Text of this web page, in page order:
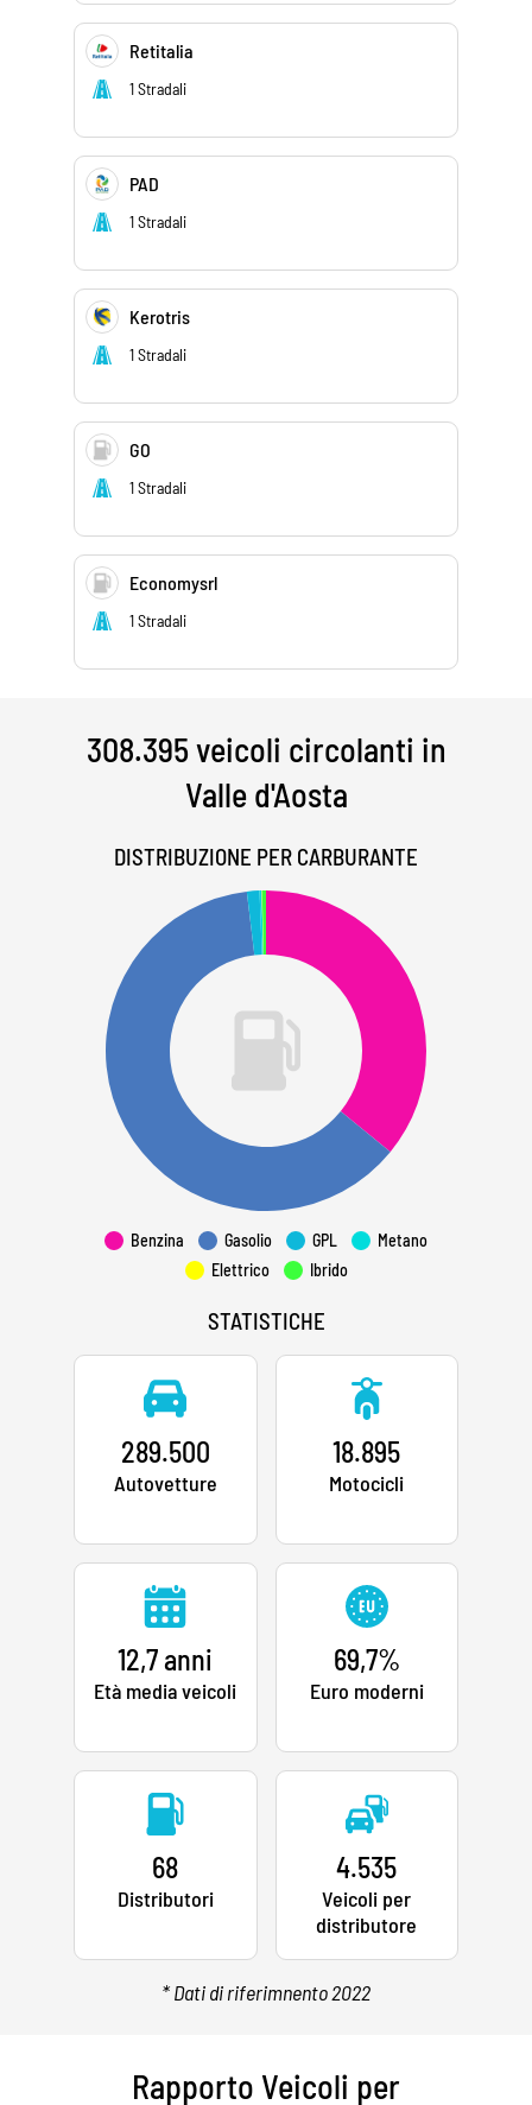
Retitalia
1 Stradali
PAD
1 Stradali
Kerotris
1 Stradali
GO
1 Stradali
Economysrl
1 Stradali
308.395 veicoli circolanti in
Valle d'Aosta
DISTRIBUZIONE PER CARBURANTE
Benzina Gasolio GPL
Metano
Elettrico
Ibrido
STATISTICHE
289.500
Autovetture
18.895
Motocicli
12,7 anni
Età media veicoli
69,7%
Euro moderni
68
Distributori
4.535
Veicoli per
distributore
* Dati di riferimnento 2022
Rapporto Veicoli per